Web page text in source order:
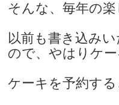
そんな、毎年の楽
以前も書き込み
ので、やはりケー
ケーキを予約する